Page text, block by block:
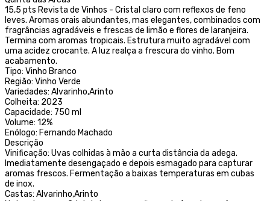
15,5 pts Revista de Vinhos - Cristal claro com reflexos de feno
leves. Aromas orais abundantes, mas elegantes, combinados com
fragrâncias agradáveis e frescas de limão e flores de laranjeira.
Termina com aromas tropicais. Estrutura muito agradável com
uma acidez crocante. A luz realça a frescura do vinho. Bom
acabamento.
Tipo: Vinho Branco
Região: Vinho Verde
Variedades: Alvarinho,Arinto
Colheita: 2023
Capacidade: 750 ml
Volume: 12%
Enólogo: Fernando Machado
Descrição
Vinificação: Uvas colhidas à mão a curta distância da adega.
Imediatamente desengaçado e depois esmagado para capturar
aromas frescos. Fermentação a baixas temperaturas em cubas
de inox.
Castas: Alvarinho,Arinto